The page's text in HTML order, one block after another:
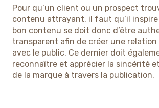
Pour qu’un client ou un prospect
contenu attrayant, il faut qu’il inspire
bon contenu se doit donc d’être
transparent afin de créer une
avec le public. Ce dernier doit
reconnaître et apprécier la sincérité
de la marque à travers la publication.